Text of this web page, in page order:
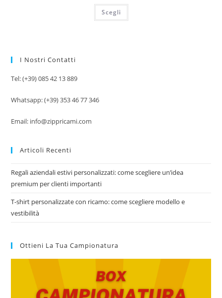
Scegli
I Nostri Contatti
Tel: (+39) 085 42 13 889
Whatsapp: (+39) 353 46 77 346
Email: info@zippricami.com
Articoli Recenti
Regali aziendali estivi personalizzati: come scegliere un’idea
premium per clienti importanti
T-shirt personalizzate con ricamo: come scegliere modello e
vestibilità
Ottieni La Tua Campionatura